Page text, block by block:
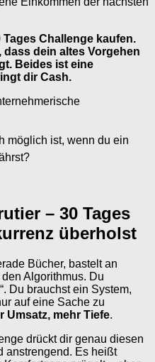
Challenge kaufen.
dein altes Vorgehen
Beides ist eine
dir Cash.
möglich ist, wenn du ein
– 30 Tages
überholst
Bücher, bastelt an
Algorithmus. Du
Du brauchst ein System,
auf eine Sache zu
Umsatz, mehr Tiefe.
drückt dir genau diesen
anstrengend. Es heißt